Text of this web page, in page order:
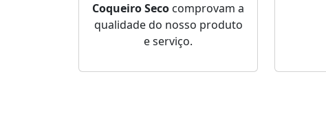
Coqueiro Seco comprovam a
qualidade do nosso produto
e serviço.